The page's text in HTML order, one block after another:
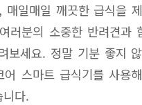
매일매일 깨끗한 급식을
러분의 소중한 반려견과
보세요. 정말 기분 좋지
어 스마트 급식기를 사용
다.